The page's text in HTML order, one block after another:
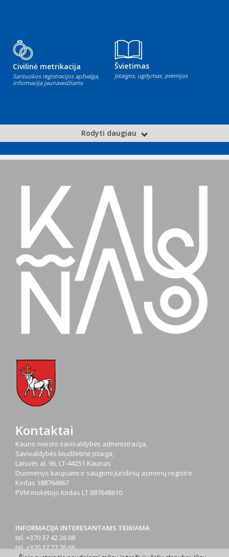
Civilinė metrikacija
Santuokos registracijos apžvalga,
informacija jaunavedžiams
Švietimas
Įstaigos, ugdymas, premijos
Rodyti daugiau
Kontaktai
Kauno miesto savivaldybės administracija,
Savivaldybės biudžetinė įstaiga,
Laisvės al. 96, LT-44251 Kaunas
Duomenys kaupiami ir saugomi Juridinių asmenų registre
Kodas 188764867
PVM mokėtojo kodas LT 887648610
INFORMACIJA INTERESANTAMS TEIKIAMA
tel. +370 37 42 26 08
tel. +370 37 77 76 66